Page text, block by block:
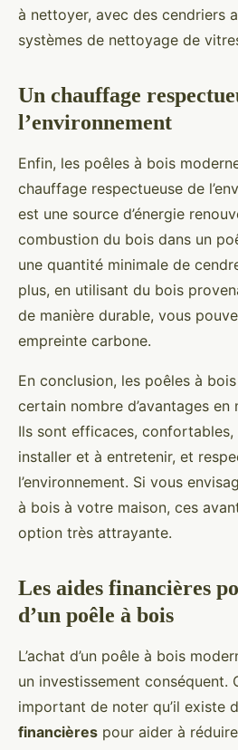
à nettoyer, avec des cendriers
systèmes de nettoyage de
Un chauffage
l’environnement
Enfin, les poêles à bois
chauffage respectueuse de
est une source d’énergie
combustion du bois dans un
une quantité minimale de
plus, en utilisant du bois
de manière durable, vous
empreinte carbone.
En conclusion, les poêles à
certain nombre d’avantages
Ils sont efficaces, confortables,
installer et à entretenir, et
l’environnement. Si vous
à bois à votre maison, ces
option très attrayante.
Les aides financières
d’un poêle à bois
L’achat d’un poêle à bois
un investissement conséquent.
important de noter qu’il existe
financières pour aider à